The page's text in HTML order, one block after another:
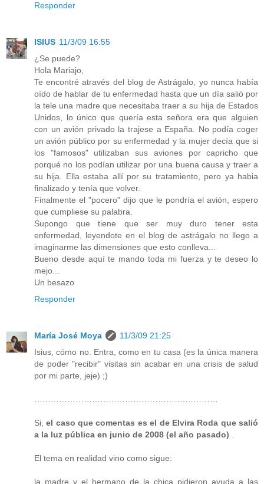
Responder
ISIUS 11/3/09 16:55
¿Se puede?
Hola Mariajo,
Te encontré através del blog de Astrágalo, yo nunca había
oído de hablar de tu enfermedad hasta que un día salió por
la tele una madre que necesitaba traer a su hija de Estados
Unidos, lo único que quería esta señora era que alguien
con un avión privado la trajese a España. No podía coger
un avión público por su enfermedad y la mujer decía que si
los "famosos" utilizaban sus aviones por capricho que
porqué no los podían utilizar por una buena causa y traer a
su hija. Ella estaba allí por su tratamiento, pero ya habia
finalizado y tenía que volver.
Finalmente el "pocero" dijo que le pondría el avión, espero
que cumpliese su palabra.
Supongo que tiene que ser muy duro tener esta
enfermedad, leyendote en el blog de astrágalo no llego a
imaginarme las dimensiones que esto conlleva...
Bueno desde aquí te mando toda mi fuerza y te deseo lo
mejo...
Un besazo
Responder
María José Moya
11/3/09 21:25
Isius, cómo no. Entra, como en tu casa (es la única manera
de poder "recibir" visitas sin acabar en una crisis de salud
por mi parte, jeje) ;)
Si,el caso que comentas es el de Elvira Roda que salió
a la luz pública en junio de 2008 (el año pasado)
El tema en realidad vino como sigue:
la madre y el hermano de la chica pidieron ayuda a las